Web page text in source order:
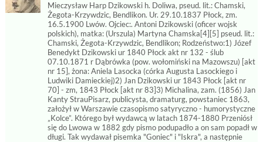
Mieczysław Harp Dzikowski h. Doliwa, pseud. lit.: Chamski,
Żegota-Krzywdzic, Bendlikon. Ur. 29.10.1837 Płock, zm.
16.5.1900 Lwów. Ojciec:. Antoni Dzikowski (oficer wojsk
polskich), matka: (Urszula) Martyna Chamska[4][5] pseud. lit.:
Chamski, Żegota-Krzywdzic, Bendlikon; Rodzeństwo:1) Józef
Benedykt Dzikowski ur 1840 Płock akt nr 132 - ślub
07.10.1871 r Dąbrówka (pow. wołomiński na Mazowszu) [akt
nr 15], żona: Aniela Lasocka (córka Augusta Lasockiego i
Ludwiki Damieckiej)2) Jan Dzikowski ur 1843 Płock [akt nr
70] - zm, 1843 Płock [akt nr 83]3) Michalina, zam. (1856) Jan
Kanty StrauPisarz, publicysta, dramaturg, powstaniec 1863,
założył w Warszawie czasopismo satyryczno - humorystyczne
„Kolce”. Którego był wydawcą w latach 1874-1880 Przeniósł
się do Lwowa w 1882 gdy pismo podupadło a on sam popadł w
długi. Tak wydawał pisemka "Goniec" i "Iskra", a następnie